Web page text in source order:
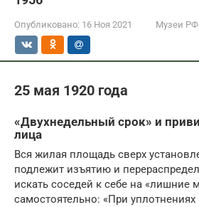
Опубликовано: 16 Ноя 2021 Музеи РФ
25 мая 1920 года
«Двухнедельный срок» и
лица
Вся жилая площадь сверх
подлежит изъятию и
искать соседей к себе на «лишние
самостоятельно: «При уплотнениях